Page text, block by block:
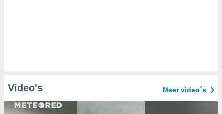
Video's Meer video´s